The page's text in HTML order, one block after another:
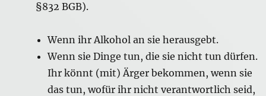
§832 BGB).
Wenn ihr Alkohol an sie herausgebt.
Wenn sie Dinge tun, die sie nicht tun dürfen.
Ihr könnt (mit) Ärger bekommen, wenn sie
das tun, wofür ihr nicht verantwortlich seid,